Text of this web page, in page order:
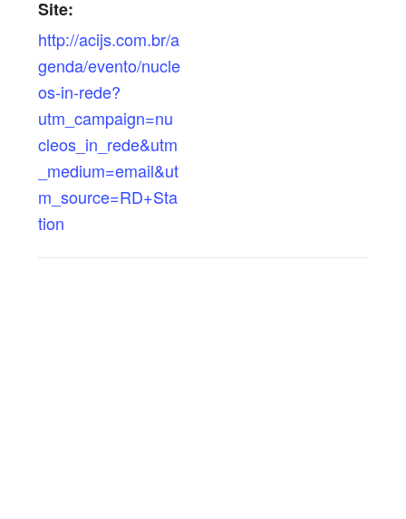
Site:
http://acijs.com.br/a
genda/evento/nucle
os-in-rede?
utm_campaign=nu
cleos_in_rede&utm
_medium=email&ut
m_source=RD+Sta
tion